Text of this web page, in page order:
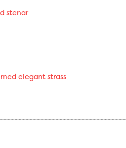
stenar
elegant strass